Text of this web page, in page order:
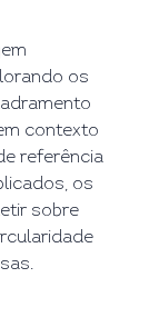
os
contexto
referência
os
sobre